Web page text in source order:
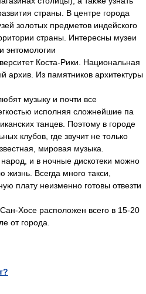
страны. В центре города
золотых предметов индейского
страны. Интересны музеи
энтомологии
Коста-Рики. Национальная
архив. Из памятников архитектуры
музыку и почти все
исполняя сложнейшие па
танцев. Поэтому в городе
клубов, где звучит не только
мировая музыка.
и в ночные дискотеки можно
жизнь. Всегда много такси,
плату неизменно готовы отвезти
Хосе расположен всего в 15-20
от города.